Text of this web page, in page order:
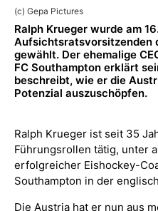
(c) Gepa Pictures
Ralph Krueger wurde am
Aufsichtsratsvorsitzenden
gewählt. Der ehemalige
FC Southampton erklärt
beschreibt, wie er die
Potenzial auszuschöpfen.
Ralph Krueger ist seit 35
Führungsrollen tätig, unter
erfolgreicher Eishockey-
Southampton in der
Die Austria hat er nun aus